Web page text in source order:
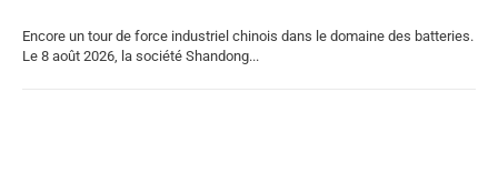
Encore un tour de force industriel chinois dans le domaine des batteries.
Le 8 août 2026, la société Shandong...